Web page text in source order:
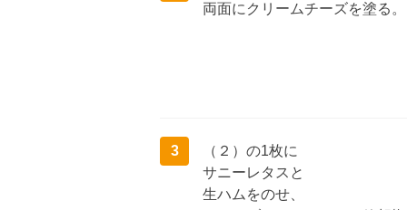
両面にクリームチーズを塗る。
3
（２）の1枚に
サニーレタスと
生ハムをのせ、